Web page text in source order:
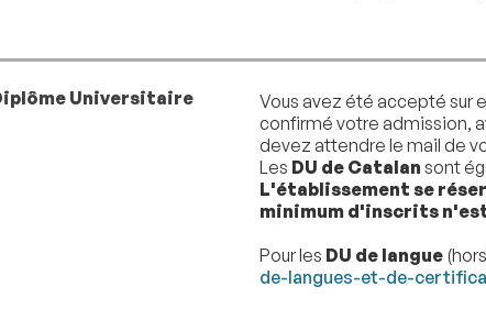
Universitaire Vous avez été accepté sur
confirmé votre admission,
devez attendre le mail de
Les DU de Catalan sont
L'établissement se
minimum d'inscrits
Pour les DU de langue
de-langues-et-de-